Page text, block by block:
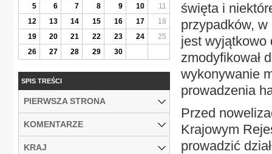
święta i
przypadków,
jest wyjątkowo
zmodyfikował
wykonywanie
prowadzenia
Przed
Krajowym
prowadzić
5
6 7 8 9 10
11
12
13 14 15 16 17
18
19
20 21 22 23 24
25
26
27 28 29 30
SPIS TREŚCI
PIERWSZA STRONA
KOMENTARZE
KRAJ